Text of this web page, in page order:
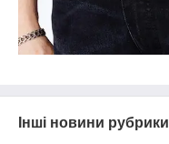
Інші новини рубрики